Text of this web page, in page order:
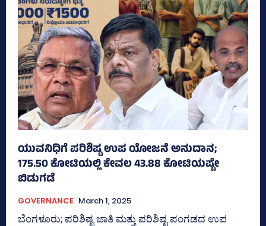
ಯುವನಿಧಿಗೆ ಪರಿಶಿಷ್ಟ ಉಪ ಯೋಜನೆ ಅನುದಾನ;
175.50 ಕೋಟಿಯಲ್ಲಿ ಕೇವಲ 43.88 ಕೋಟಿಯಷ್ಟೇ
ಬಿಡುಗಡೆ
GOVERNANCE March 1, 2025
ಬೆಂಗಳೂರು; ಪರಿಶಿಷ್ಟ ಜಾತಿ ಮತ್ತು ಪರಿಶಿಷ್ಟ ಪಂಗಡದ ಉಪ